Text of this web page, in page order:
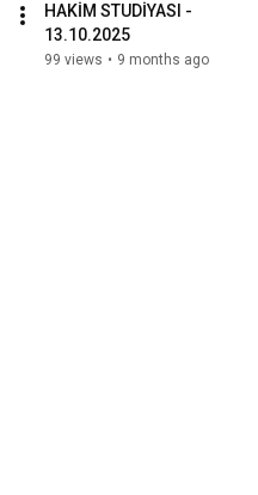
HAKİM STUDİYASI -
13.10.2025
99 views • 9 months ago